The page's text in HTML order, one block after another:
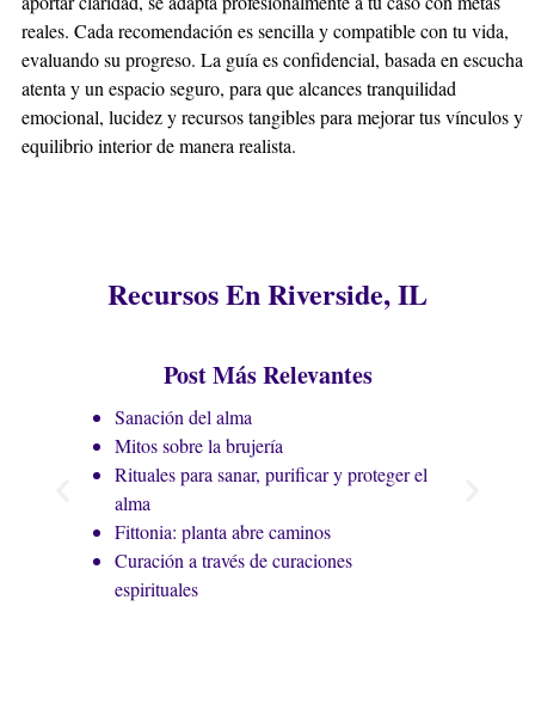
Riverside?
Nuestros amarres de amor en Riverside son poderosos
para sanar heridas y reconstruir la confianza. Trabajan
sobre las causas profundas del desvío, re-conectando
las almas y fomentando el arrepentimiento y la fidelidad
daño. Cada hechizo está diseñado para el bien mayor,
reales. Cada recomendación es sencilla y compatible con tu vida,
evaluando su progreso. La guía es confidencial, basada en escucha
atenta y un espacio seguro, para que alcances tranquilidad
emocional, lucidez y recursos tangibles para mejorar tus vínculos y
equilibrio interior de manera realista.
Recursos En Riverside, IL
Post Más Relevantes
Sanación del alma
Mitos sobre la brujería
Rituales para sanar, purificar y proteger el
alma
Fittonia: planta abre caminos
Curación a través de curaciones
espirituales